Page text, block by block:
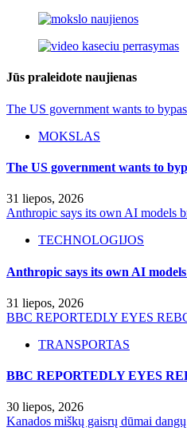
Jūs praleidote naujienas
The US government wants to
MOKSLAS
The US government wants to
31 liepos, 2026
Anthropic says its own AI models
TECHNOLOGIJOS
Anthropic says its own AI
31 liepos, 2026
BBC REPORTEDLY EYES
TRANSPORTAS
BBC REPORTEDLY EYES
30 liepos, 2026
Kanados miškų gaisrų dūmai